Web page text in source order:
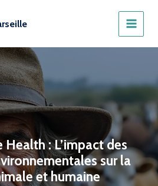
: L’impact des
sur la
et humaine